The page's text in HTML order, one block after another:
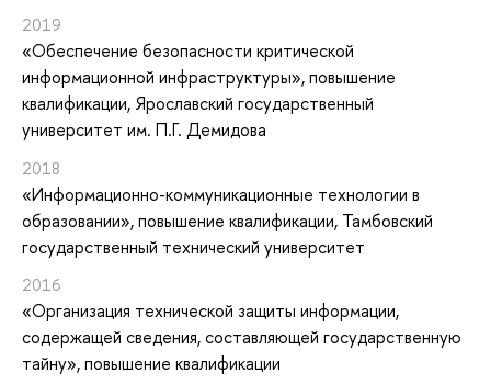
2019
«Обеспечение безопасности критической
информационной инфраструктуры», повышение
квалификации, Ярославский государственный
университет им. П.Г. Демидова
2018
«Информационно-коммуникационные технологии в
образовании», повышение квалификации, Тамбовский
государственный технический университет
2016
«Организация технической защиты информации,
содержащей сведения, составляющей государственную
тайну», повышение квалификации